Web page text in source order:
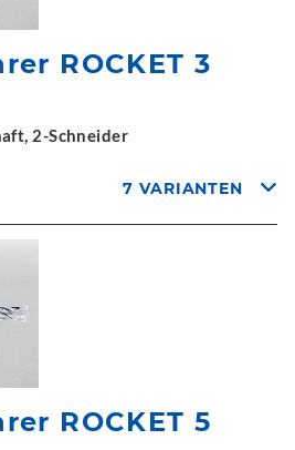
ROCKET 3
2-Schneider
7 VARIANTEN
ROCKET 5